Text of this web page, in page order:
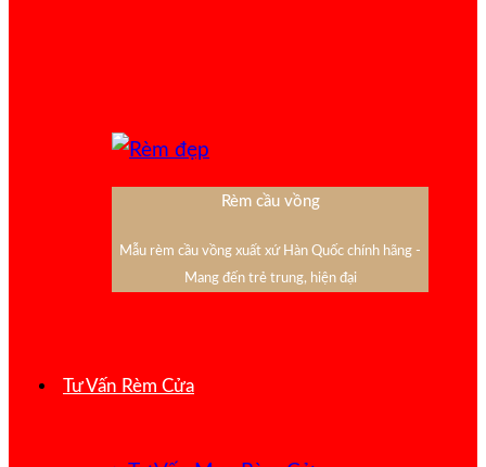
Rèm cầu vồng
Mẫu rèm cầu vồng xuất xứ Hàn Quốc chính hãng -
Mang đến trẻ trung, hiện đại
Tư Vấn Rèm Cửa